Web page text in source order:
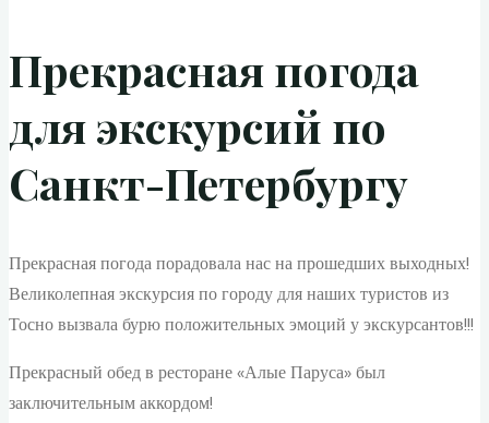
Прекрасная погода
для экскурсий по
Санкт-Петербургу
Прекрасная погода порадовала нас на прошедших выходных!
Великолепная экскурсия по городу для наших туристов из
Тосно вызвала бурю положительных эмоций у экскурсантов!!!
Прекрасный обед в ресторане «Алые Паруса» был
заключительным аккордом!